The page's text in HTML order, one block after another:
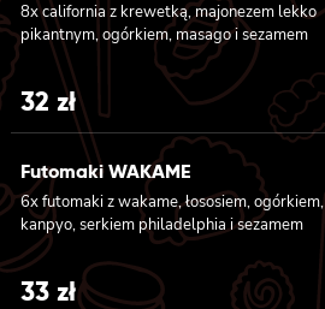
8x california z krewetką, majonezem lekko
pikantnym, ogórkiem, masago i sezamem
32 zł
Futomaki WAKAME
6x futomaki z wakame, łososiem, ogórkiem,
kanpyo, serkiem philadelphia i sezamem
33 zł